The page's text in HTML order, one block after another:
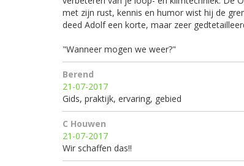
met zijn rust, kennis en humor wist hij de
deed Adolf een korte, maar zeer
"Wanneer mogen we weer?"
Berend
21-07-2017
Gids, praktijk, ervaring, gebied
C Houwen
21-07-2017
Wir schaffen das!!